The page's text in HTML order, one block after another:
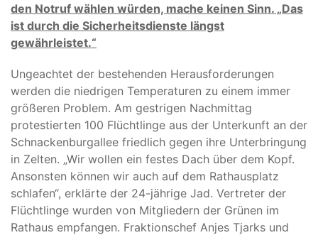
den Notruf wählen würden, mache keinen Sinn. „Das
ist durch die Sicherheitsdienste längst
gewährleistet.“
Ungeachtet der bestehenden Herausforderungen
werden die niedrigen Temperaturen zu einem immer
größeren Problem. Am gestrigen Nachmittag
protestierten 100 Flüchtlinge aus der Unterkunft an der
Schnackenburgallee friedlich gegen ihre Unterbringung
in Zelten. „Wir wollen ein festes Dach über dem Kopf.
Ansonsten können wir auch auf dem Rathausplatz
schlafen“, erklärte der 24-jährige Jad. Vertreter der
Flüchtlinge wurden von Mitgliedern der Grünen im
Rathaus empfangen. Fraktionschef Anjes Tjarks und